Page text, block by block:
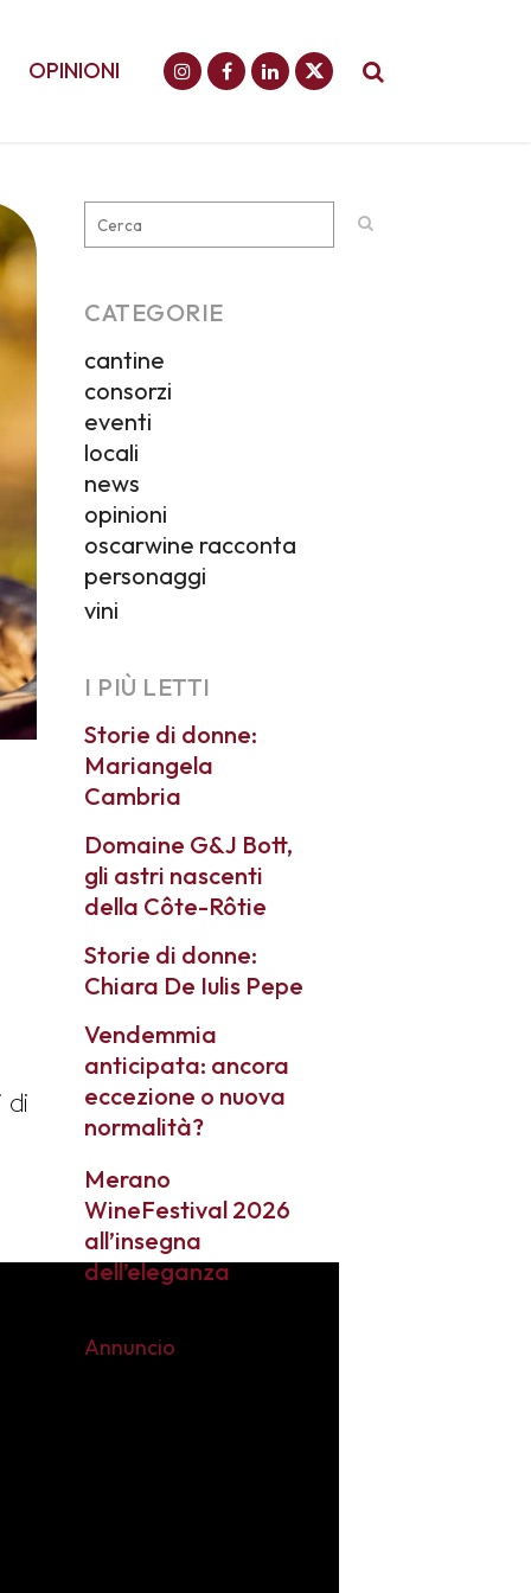
OPINIONI
di
CATEGORIE
cantine
consorzi
eventi
locali
news
opinioni
oscarwine racconta
personaggi
vini
I PIÙ LETTI
Storie di donne:
Mariangela
Cambria
Domaine G&J Bott,
gli astri nascenti
della Côte-Rôtie
Storie di donne:
Chiara De Iulis Pepe
Vendemmia
anticipata: ancora
eccezione o nuova
normalità?
Merano
WineFestival 2026
all’insegna
dell’eleganza
Annuncio